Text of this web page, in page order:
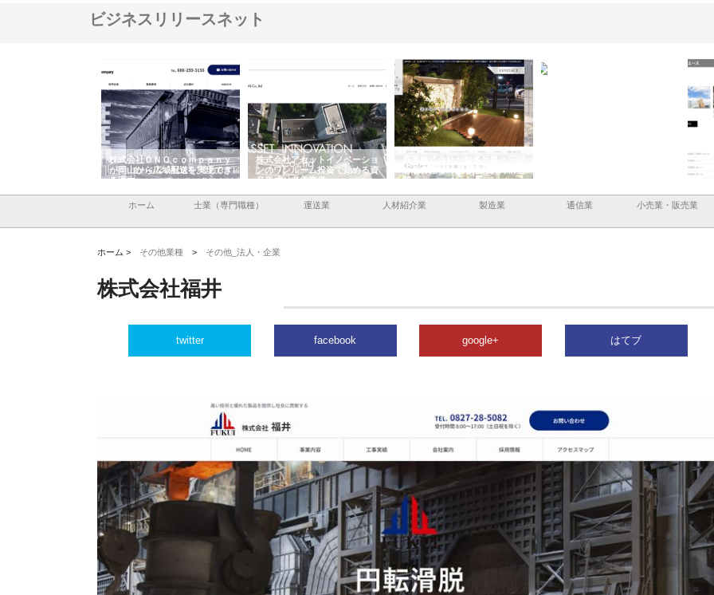
ビジネスリリースネット
株式会社ＯＮＯｃｏｍｐａｎｙ
が岡山から広域配送を実現でき
る理由
株式会社アセットイノベーショ
ンのワンルーム投資で始める資
産形成と老後準備
と名古屋で叶える理想の外構空
間
イ
ホーム 士業（専門職種） 運送業 人材紹介業 製造業 通信業 小売業・販売業
ホーム > その他業種 > その他_法人・企業
株式会社福井
twitter facebook google+ はてブ